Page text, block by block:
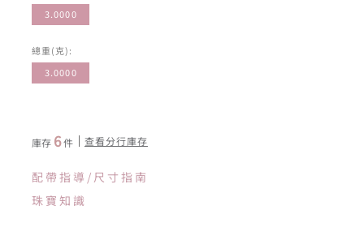
3.0000
總重(克):
3.0000
庫存 6件 查看分行庫存
配帶指導/尺寸指南
珠寶知識